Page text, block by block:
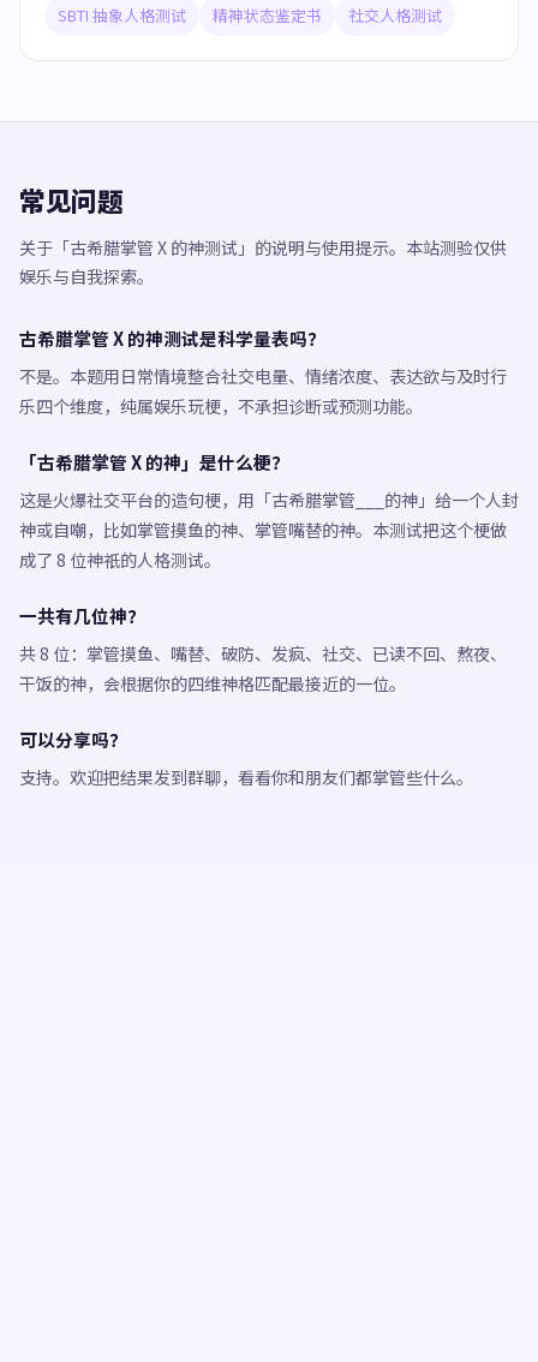
SBTI 抽象人格测试 精神状态鉴定书 社交人格测试
常见问题
关于「古希腊掌管 X 的神测试」的说明与使用提示。本站测验仅供
娱乐与自我探索。
古希腊掌管 X 的神测试是科学量表吗？
不是。本题用日常情境整合社交电量、情绪浓度、表达欲与及时行
乐四个维度，纯属娱乐玩梗，不承担诊断或预测功能。
「古希腊掌管 X 的神」是什么梗？
这是火爆社交平台的造句梗，用「古希腊掌管___的神」给一个人封
神或自嘲，比如掌管摸鱼的神、掌管嘴替的神。本测试把这个梗做
成了 8 位神祇的人格测试。
一共有几位神？
共 8 位：掌管摸鱼、嘴替、破防、发疯、社交、已读不回、熬夜、
干饭的神，会根据你的四维神格匹配最接近的一位。
可以分享吗？
支持。欢迎把结果发到群聊，看看你和朋友们都掌管些什么。